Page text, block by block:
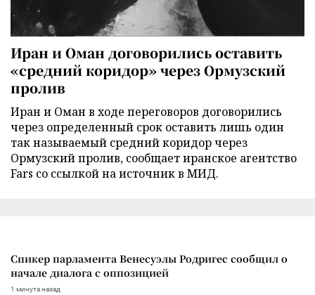
Иран и Оман договорились оставить
«средний коридор» через Ормузский
пролив
Иран и Оман в ходе переговоров договорились
через определенный срок оставить лишь один
так называемый средний коридор через
Ормузский пролив, сообщает иранское агентство
Fars со ссылкой на источник в МИД.
Спикер парламента Венесуэлы Родригес сообщил о
начале диалога с оппозицией
1 минута назад